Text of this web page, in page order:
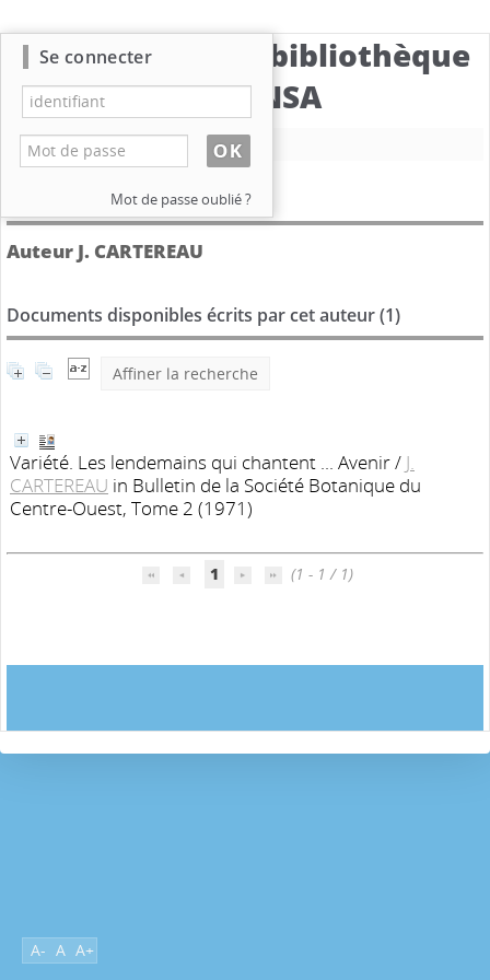
Catalogue de la bibliothèque
du CBNSA
Nouvelle recherche
Détail de l'auteur
Auteur J. CARTEREAU
Documents disponibles écrits par cet auteur (1)
Affiner la recherche
Variété. Les lendemains qui chantent ... Avenir/ J.
CARTEREAU in Bulletin de la Société Botanique du
Centre-Ouest, Tome 2 (1971)
1 (1 - 1 / 1)
A- A A+
Se connecter
Mot de passe oublié ?